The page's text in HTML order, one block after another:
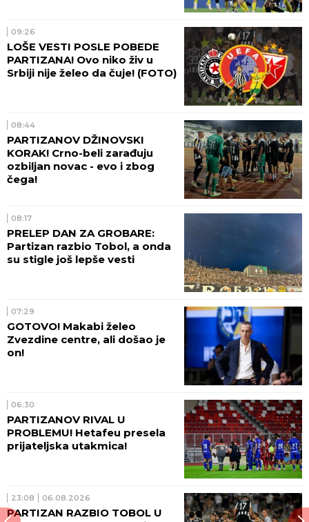
09:26
LOŠE VESTI POSLE POBEDE
PARTIZANA! Ovo niko živ u
Srbiji nije želeo da čuje! (FOTO)
08:44
PARTIZANOV DŽINOVSKI
KORAK! Crno-beli zarađuju
ozbiljan novac - evo i zbog
čega!
08:17
PRELEP DAN ZA GROBARE:
Partizan razbio Tobol, a onda
su stigle još lepše vesti
07:29
GOTOVO! Makabi želeo
Zvezdine centre, ali došao je
on!
06:30
PARTIZANOV RIVAL U
PROBLEMU! Hetafeu presela
prijateljska utakmica!
23:08 06.08.2026
PARTIZAN RAZBIO TOBOL U